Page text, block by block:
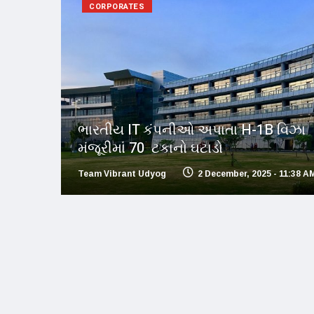
CORPORATES
ભારતીય IT કંપનીઓ અપાતા H-1B વિઝા
મંજૂરીમાં 70 ટકાનો ઘટાડો
Team Vibrant Udyog 2 December, 2025 - 11:38